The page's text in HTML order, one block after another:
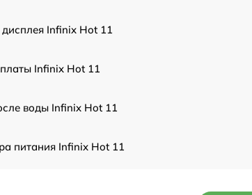
Infinix Hot 11
Infinix Hot 11
воды Infinix Hot 11
питания Infinix Hot 11